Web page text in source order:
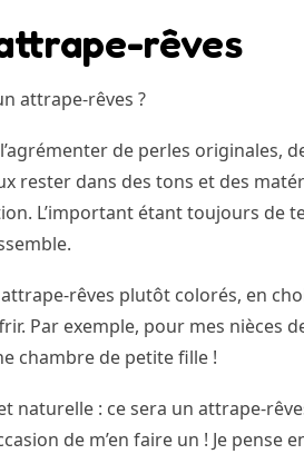
rêves
attrape-rêves ?
de perles originales,
rester dans des tons et des
L’important étant toujours de
attrape-rêves plutôt colorés, en
Par exemple, pour mes nièces
chambre de petite fille !
naturelle : ce sera un attrape-
de m’en faire un ! Je